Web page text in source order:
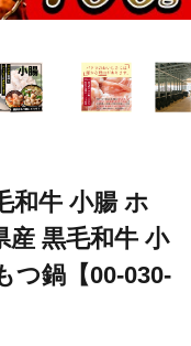
和牛 小腸 ホ
産 黒毛和牛 小
つ鍋【00-030-